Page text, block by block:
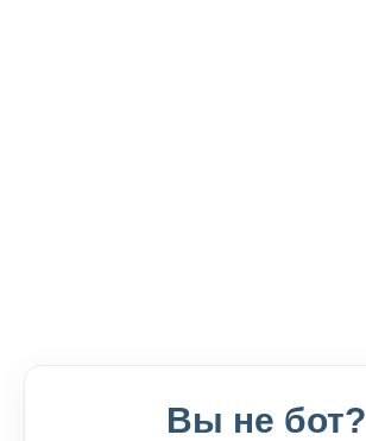
Вы не бот?